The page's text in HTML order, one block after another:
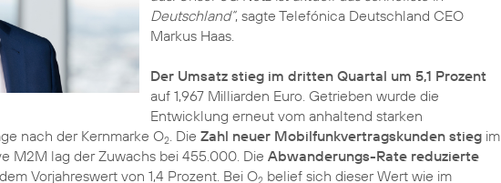
Deutschland“, sagte Telefónica Deutschland CEO
Markus Haas.
Der Umsatz stieg im dritten Quartal um 5,1 Prozent
auf 1,967 Milliarden Euro. Getrieben wurde die
Entwicklung erneut vom anhaltend starken
nach der Kernmarke O2. Die Zahl neuer Mobilfunkvertragskunden stieg im
M2M lag der Zuwachs bei 455.000. Die Abwanderungs-Rate reduzierte
Vorjahreswert von 1,4 Prozent. Bei O2 belief sich dieser Wert wie im